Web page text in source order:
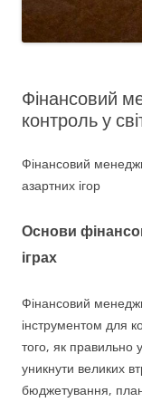
Фінансовий
контроль у
Фінансовий
азартних ігор
Основи
іграх
Фінансовий
інструментом для
того, як
уникнути великих
бюджетування,